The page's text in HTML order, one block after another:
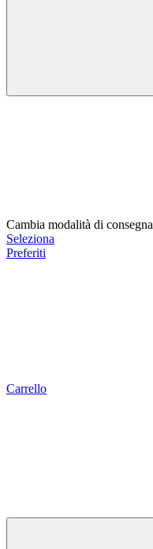
Cambia modalità di consegna
Seleziona
Preferiti
Carrello